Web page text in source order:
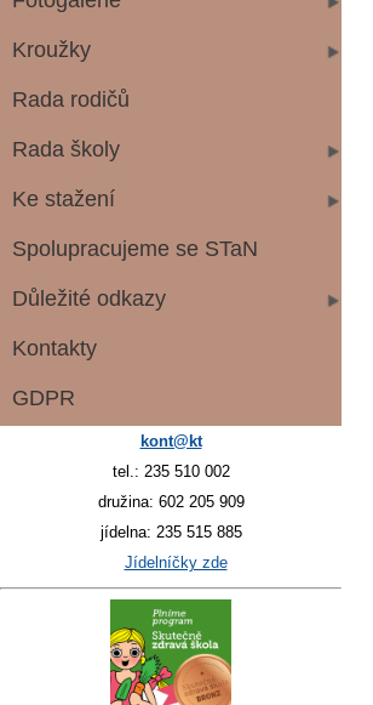
Kroužky
Rada rodičů
Rada školy
Ke stažení
Spolupracujeme se STaN
Důležité odkazy
Kontakty
GDPR
kont@kt
tel.: 235 510 002
družina: 602 205 909
jídelna: 235 515 885
Jídelníčky zde